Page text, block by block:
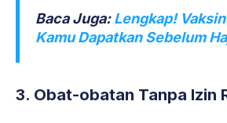
Baca Juga:Lengkap!
Kamu Dapatkan Sebelum
3. Obat-obatan Tanpa Izin